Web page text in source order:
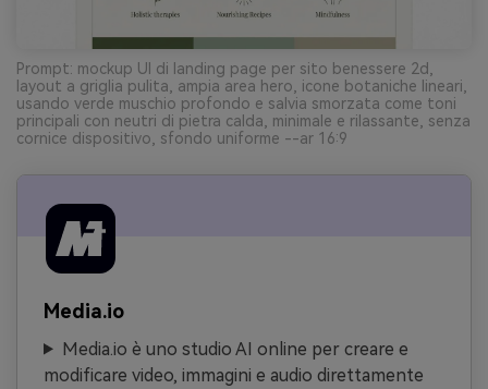
Prompt: mockup UI di landing page per sito benessere 2d,
layout a griglia pulita, ampia area hero, icone botaniche lineari,
usando verde muschio profondo e salvia smorzata come toni
principali con neutri di pietra calda, minimale e rilassante, senza
cornice dispositivo, sfondo uniforme --ar 16:9
Media.io
Media.io è uno studio AI online per creare e
modificare video, immagini e audio direttamente